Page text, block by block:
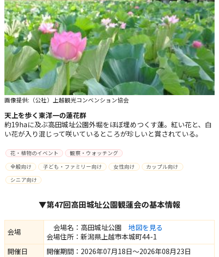
画像提供:（公社）上越観光コンベンション協会
天上を歩く東洋一の蓮花群
約19haに及ぶ高田城址公園外堀をほぼ埋めつくす蓮。紅い花と、白
い花が入り混じって咲いているところが珍しいと賞されている。
花・植物のイベント
観察・ウォッチング
全般向け
子ども・ファミリー向け 女性向け
カップル向け
シニア向け
▼第47回高田城址公園観蓮会の基本情報
会場 会場名：高田城址公園 地図を見る
会場住所：新潟県上越市本城町44-1
開催日
開催期間：2026年07月18日～2026年08月23日